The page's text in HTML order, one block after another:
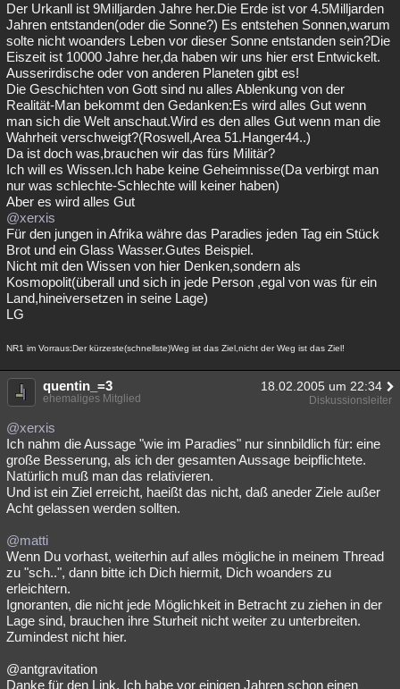
Der Urkanll ist 9Milljarden Jahre her.Die Erde ist vor 4.5Milljarden
Jahren entstanden(oder die Sonne?) Es entstehen Sonnen,warum
solte nicht woanders Leben vor dieser Sonne entstanden sein?Die
Eiszeit ist 10000 Jahre her,da haben wir uns hier erst Entwickelt.
Ausserirdische oder von anderen Planeten gibt es!
Die Geschichten von Gott sind nu alles Ablenkung von der
Realität-Man bekommt den Gedanken:Es wird alles Gut wenn
man sich die Welt anschaut.Wird es den alles Gut wenn man die
Wahrheit verschweigt?(Roswell,Area 51.Hanger44..)
Da ist doch was,brauchen wir das fürs Militär?
Ich will es Wissen.Ich habe keine Geheimnisse(Da verbirgt man
nur was schlechte-Schlechte will keiner haben)
Aber es wird alles Gut
@xerxis
Für den jungen in Afrika währe das Paradies jeden Tag ein Stück
Brot und ein Glass Wasser.Gutes Beispiel.
Nicht mit den Wissen von hier Denken,sondern als
Kosmopolit(überall und sich in jede Person ,egal von was für ein
Land,hineiversetzen in seine Lage)
LG
NR1 im Vorraus:Der kürzeste(schnellste)Weg ist das Ziel,nicht der Weg ist das Ziel!
quentin_=3 18.02.2005 um 22:34
ehemaliges Mitglied Diskussionsleiter
@xerxis
Ich nahm die Aussage "wie im Paradies" nur sinnbildlich für: eine
große Besserung, als ich der gesamten Aussage beipflichtete.
Natürlich muß man das relativieren.
Und ist ein Ziel erreicht, haeißt das nicht, daß aneder Ziele außer
Acht gelassen werden sollten.
@matti
Wenn Du vorhast, weiterhin auf alles mögliche in meinem Thread
zu "sch..", dann bitte ich Dich hiermit, Dich woanders zu
erleichtern.
Ignoranten, die nicht jede Möglichkeit in Betracht zu ziehen in der
Lage sind, brauchen ihre Sturheit nicht weiter zu unterbreiten.
Zumindest nicht hier.
@antgravitation
Danke für den Link. Ich habe vor einigen Jahren schon einen